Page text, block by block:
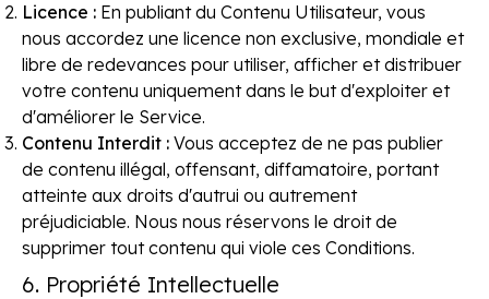
Licence : En publiant du Contenu Utilisateur, vous
nous accordez une licence non exclusive, mondiale et
libre de redevances pour utiliser, afficher et distribuer
votre contenu uniquement dans le but d'exploiter et
d'améliorer le Service.
Contenu Interdit : Vous acceptez de ne pas publier
de contenu illégal, offensant, diffamatoire, portant
atteinte aux droits d'autrui ou autrement
préjudiciable. Nous nous réservons le droit de
supprimer tout contenu qui viole ces Conditions.
6. Propriété Intellectuelle